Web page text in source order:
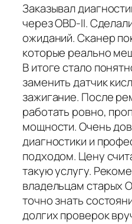
Заказывал
через OBD-II.
ожиданий. Сканер
которые реально
В итоге стало
заменить датчик
зажигание. После
работать ровно,
мощности. Очень
диагностики и
подходом. Цену
такую услугу.
владельцам старых
точно знать
долгих проверок